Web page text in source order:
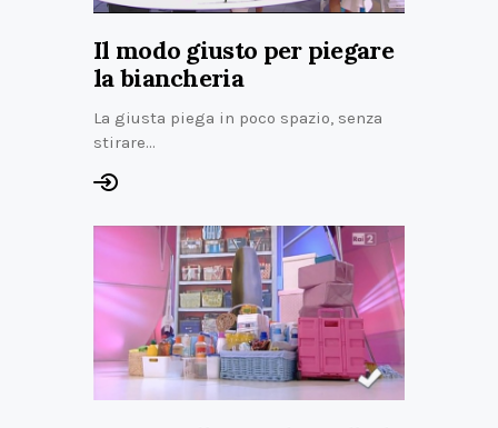
Il modo giusto per piegare
la biancheria
La giusta piega in poco spazio, senza
stirare…